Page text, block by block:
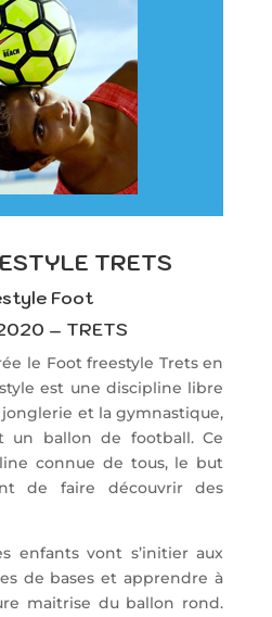
TRETS
Foot
– TRETS
le Foot freestyle Trets en
est une discipline libre
jonglerie et la gymnastique,
un ballon de football. Ce
connue de tous, le but
de faire découvrir des
enfants vont s’initier aux
de bases et apprendre à
maitrise du ballon rond.